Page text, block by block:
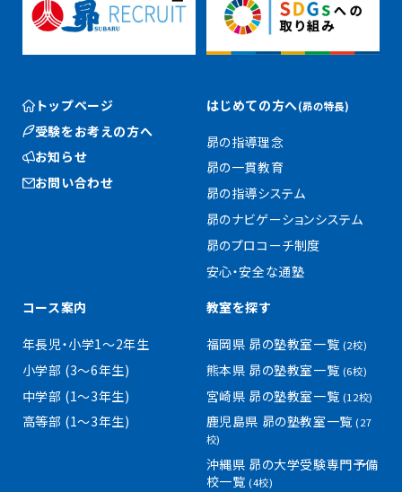
トップページ
受験をお考えの方へ
お知らせ
お問い合わせ
はじめての方へ(昴の特長)
昴の指導理念
昴の一貫教育
昴の指導システム
昴のナビゲーションシステム
昴のプロコーチ制度
安心・安全な通塾
コース案内
年長児・小学1〜2年生
小学部 (3〜6年生)
中学部 (1〜3年生)
高等部 (1〜3年生)
教室を探す
福岡県 昴の塾教室一覧 (2校)
熊本県 昴の塾教室一覧 (6校)
宮崎県 昴の塾教室一覧 (12校)
鹿児島県 昴の塾教室一覧(27
校)
沖縄県 昴の大学受験専門予備
校一覧 (4校)